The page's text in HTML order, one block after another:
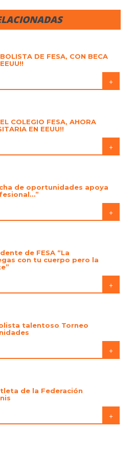
DE FESA, CON BECA
+
COLEGIO FESA, AHORA
EN EEUU!!
+
de oportunidades apoya
+
de FESA “La
con tu cuerpo pero la
+
talentoso Torneo
+
de la Federación
+